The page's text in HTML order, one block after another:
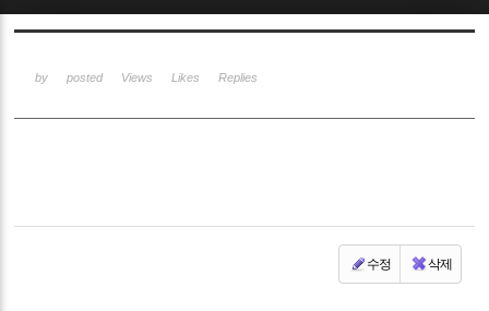
by posted Views Likes Replies
수정 삭제
Sketchbook5, 스케치북5
Sketchbook5, 스케치북5